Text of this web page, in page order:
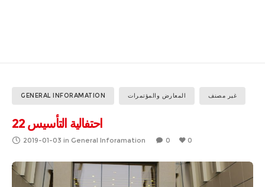
GENERAL INFORAMATION المعارض والمؤتمرات غير مصنف
احتفالية التأسيس 22
2019-01-03 in General Inforamation 0 0